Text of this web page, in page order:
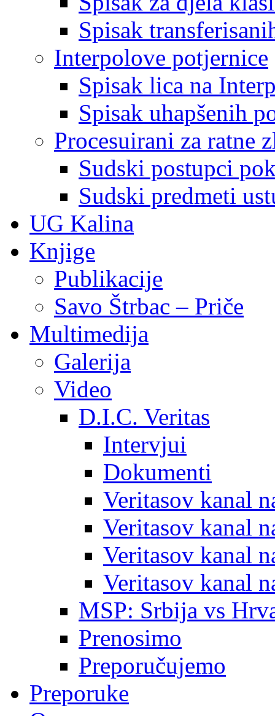
Spisak
Interpolove potjernice
Spisak lica na
Spisak uhapšenih
Procesuirani za ratne
Sudski postupci
Sudski predmeti
UG Kalina
Knjige
Publikacije
Savo Štrbac – Priče
Multimedija
Galerija
Video
D.I.C. Veritas
Intervjui
Dokumenti
Veritasov kanal
Veritasov kanal
Veritasov kanal
Veritasov kanal
MSP: Srbija vs
Prenosimo
Preporučujemo
Preporuke